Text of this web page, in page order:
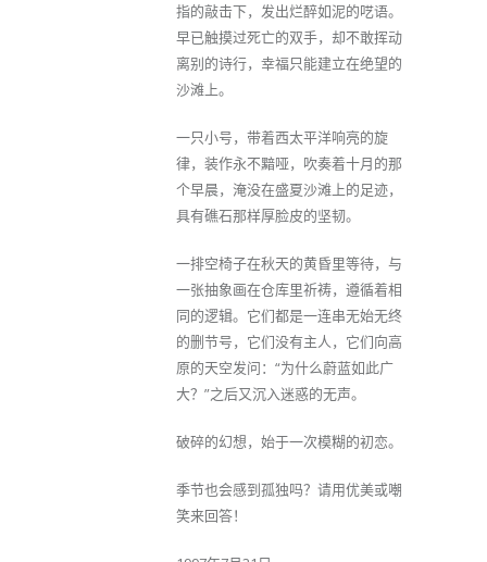
指的敲击下，发出烂醉如泥的呓语。
早已触摸过死亡的双手，却不敢挥动
离别的诗行，幸福只能建立在绝望的
沙滩上。
一只小号，带着西太平洋响亮的旋
律，装作永不黯哑，吹奏着十月的那
个早晨，淹没在盛夏沙滩上的足迹，
具有礁石那样厚脸皮的坚韧。
一排空椅子在秋天的黄昏里等待，与
一张抽象画在仓库里祈祷，遵循着相
同的逻辑。它们都是一连串无始无终
的删节号，它们没有主人，它们向高
原的天空发问：“为什么蔚蓝如此广
大？”之后又沉入迷惑的无声。
破碎的幻想，始于一次模糊的初恋。
季节也会感到孤独吗？请用优美或嘲
笑来回答！